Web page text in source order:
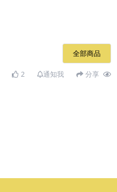
全部商品
2 通知我 分享